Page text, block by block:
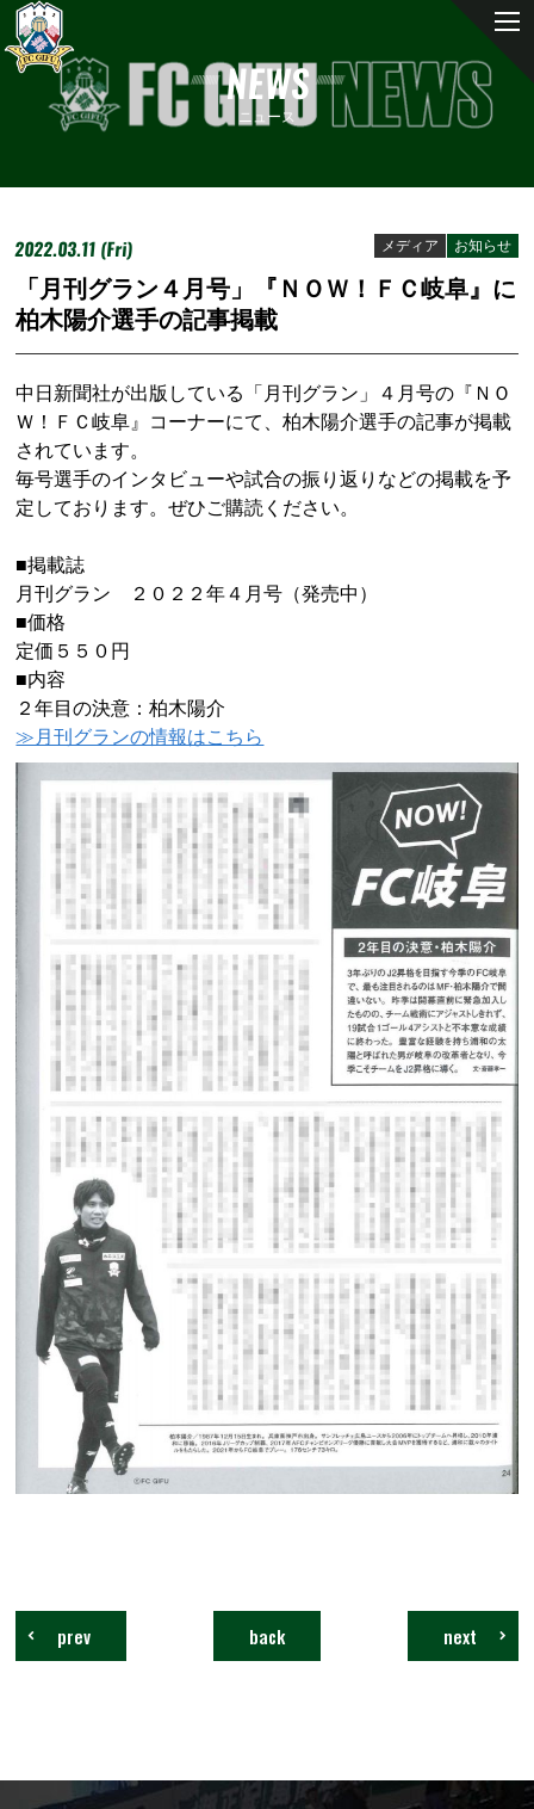
NEWS
ニュース
2022.03.11 (Fri) お知らせ
メディア
「月刊グラン４月号」『ＮＯＷ！ＦＣ岐阜』に
柏木陽介選手の記事掲載
中日新聞社が出版している「月刊グラン」４月号の『ＮＯ
Ｗ！ＦＣ岐阜』コーナーにて、柏木陽介選手の記事が掲載
されています。
毎号選手のインタビューや試合の振り返りなどの掲載を予
定しております。ぜひご購読ください。
■掲載誌
月刊グラン ２０２２年４月号（発売中）
■価格
定価５５０円
■内容
２年目の決意：柏木陽介
≫月刊グランの情報はこちら
next
back
prev